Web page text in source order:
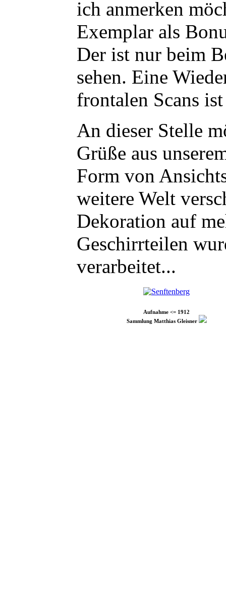
ich anmerken
Exemplar als
Der ist nur beim
sehen. Eine
frontalen Scans
An dieser Stelle
Grüße aus
Form von
weitere Welt
Dekoration auf
Geschirrteilen
verarbeitet...
Aufnahme <= 1912
Sammlung Matthias Gleisner